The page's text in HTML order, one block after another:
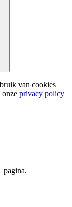
van cookies
onze privacy policy
pagina.